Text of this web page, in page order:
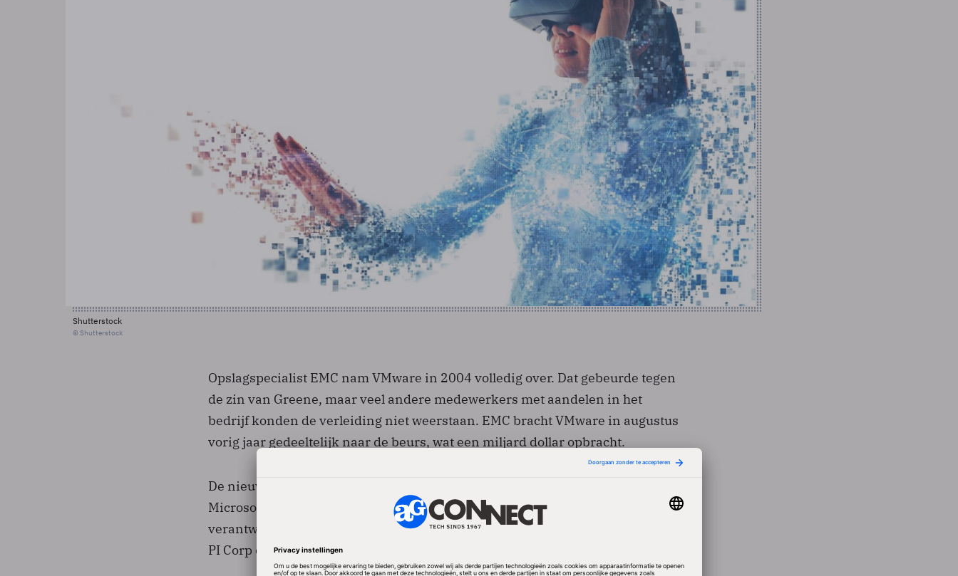
Shutterstock
© Shutterstock
Opslagspecialist EMC nam VMware in 2004 volledig over. Dat gebeurde tegen
de zin van Greene, maar veel andere medewerkers met aandelen in het
bedrijf konden de verleiding niet weerstaan. EMC bracht VMware in augustus
vorig jaar gedeeltelijk naar de beurs, wat een miljard dollar opbracht.
De nieuwe chief executive officer Paul Maritz richtte na zijn vertrek bij
Microsoft in 2000, waar hij gedurende veertien jaar onder meer
verantwoordelijk was voor de ontwikkeling van Windows, het softwarebedrijf
PI Corp op. Vorig jaar nam EMC dat bedrijf over.